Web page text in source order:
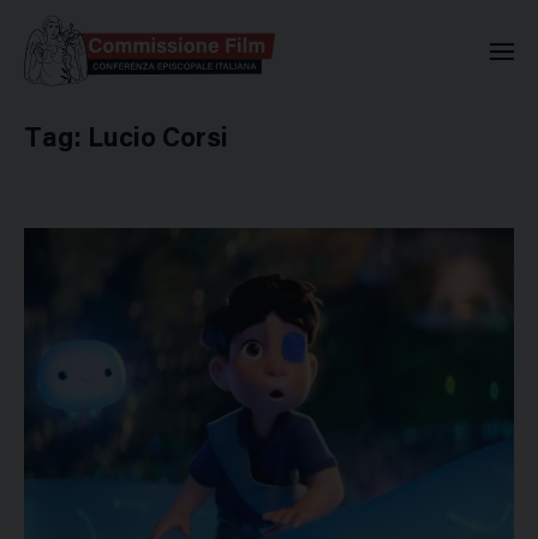
Tag: Lucio Corsi